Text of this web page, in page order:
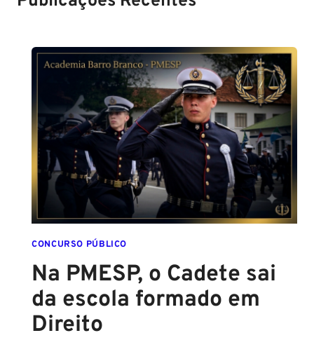
CONCURSO PÚBLICO
Na PMESP, o Cadete sai
da escola formado em
Direito